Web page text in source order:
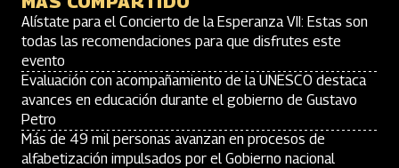
Alístate para el Concierto de la Esperanza VII: Estas son
todas las recomendaciones para que disfrutes este
evento
Evaluación con acompañamiento de la UNESCO destaca
avances en educación durante el gobierno de Gustavo
Petro
Más de 49 mil personas avanzan en procesos de
alfabetización impulsados por el Gobierno nacional